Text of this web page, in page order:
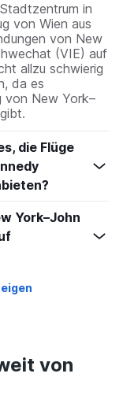
in
von Wien aus
von New
(VIE) auf
allzu schwierig
da es
von New York–
die Flüge
York–John
von